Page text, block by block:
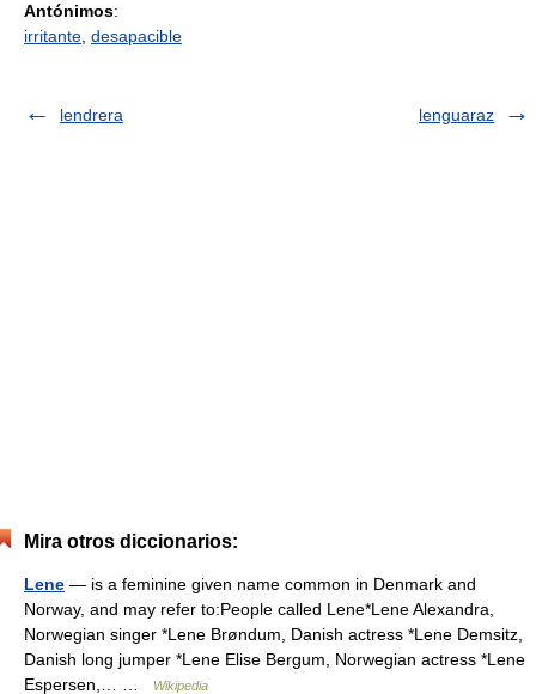
Antónimos:
irritante desapacible
lendrera lenguaraz
Mira otros diccionarios:
Lene — is a feminine given name common in Denmark and
Norway, and may refer to:People called Lene*Lene Alexandra,
Norwegian singer *Lene Brøndum, Danish actress *Lene Demsitz,
Danish long jumper *Lene Elise Bergum, Norwegian actress *Lene
Espersen,… …
Wikipedia